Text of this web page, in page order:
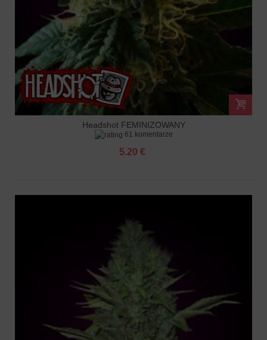
Headshot FEMINIZOWANY
61 komentarze
5.20 €